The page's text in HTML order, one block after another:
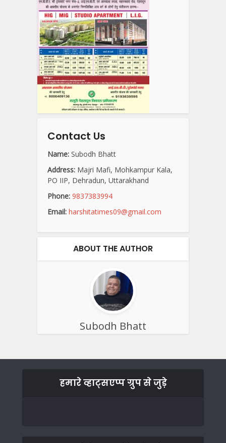
Contact Us
Name: Subodh Bhatt
Address: Majri Mafi, Mohkampur Kala,
PO IIP, Dehradun, Uttarakhand
Phone: 9837383994
Email: harshitatimes09@gmail.com
ABOUT THE AUTHOR
Subodh Bhatt
हमारे व्हाट्सएप्प ग्रुप से जुड़े